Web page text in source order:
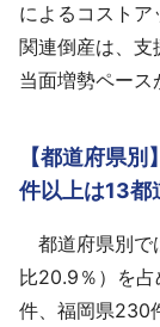
によるコスト
関連倒産は、支
当面増勢ペース
【都道府県
件以上は13
都道府県別で
比20.9％）を
件、福岡県230